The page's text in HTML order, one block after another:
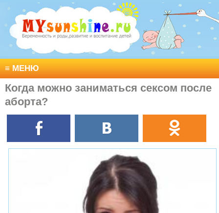
≡МЕНЮ
Когда можно заниматься сексом после
аборта?